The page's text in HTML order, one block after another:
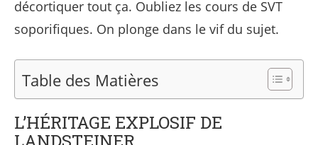
décortiquer tout ça. Oubliez les cours de SVT
soporifiques. On plonge dans le vif du sujet.
Table des Matières
L’HÉRITAGE EXPLOSIF DE